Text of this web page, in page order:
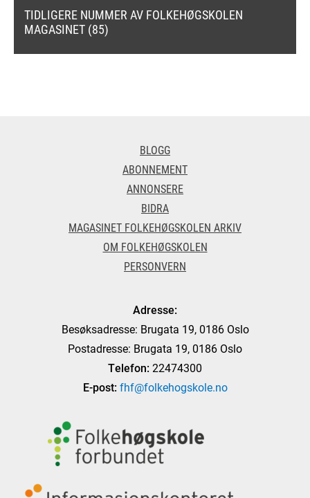
TIDLIGERE NUMMER AV FOLKEHØGSKOLEN
MAGASINET (85)
BLOGG
ABONNEMENT
ANNONSERE
BIDRA
MAGASINET FOLKEHØGSKOLEN ARKIV
OM FOLKEHØGSKOLEN
PERSONVERN
Adresse:
Besøksadresse: Brugata 19, 0186 Oslo
Postadresse: Brugata 19, 0186 Oslo
Telefon: 22474300
E-post: fhf@folkehogskole.no